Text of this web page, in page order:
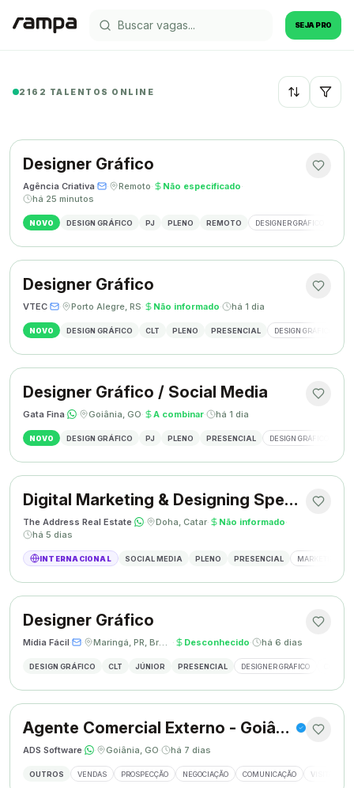
SEJA PRO
2162 TALENTOS ONLINE Recentes
Designer Gráfico
Agência Criativa· · Remoto· Não especificado·
há 25 minutos
NOVO DESIGN GRÁFICO PJ PLENO REMOTO DESIGNER GRÁFICO
Designer Gráfico
VTEC· · Porto Alegre, RS· Não informado· há 1 dia
NOVO DESIGN GRÁFICO CLT PLENO PRESENCIAL DESIGN GRÁFICO
Designer Gráfico / Social Media
Gata Fina· · Goiânia, GO· A combinar· há 1 dia
NOVO DESIGN GRÁFICO PJ PLENO PRESENCIAL DESIGN GRÁFICO
Digital Marketing & Designing Specialist
The Address Real Estate· · Doha, Catar· Não informado·
há 5 dias
INTERNACIONAL SOCIAL MEDIA PLENO PRESENCIAL MARKETING
Designer Gráfico
Mídia Fácil· · Maringá, PR, Brasil · Desconhecido· há 6 dias
DESIGN GRÁFICO CLT JÚNIOR PRESENCIAL DESIGNER GRÁFICO
Agente Comercial Externo - Goiânia
ADS Software· · Goiânia, GO· há 7 dias
OUTROS VENDAS PROSPECÇÃO NEGOCIAÇÃO COMUNICAÇÃO VISITAS